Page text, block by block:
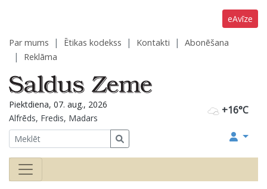
eAvīze
Par mums Ētikas kodekss Kontakti
Abonēšana
Reklāma
+16°C
Piektdiena, 07. aug., 2026
Alfrēds, Fredis, Madars